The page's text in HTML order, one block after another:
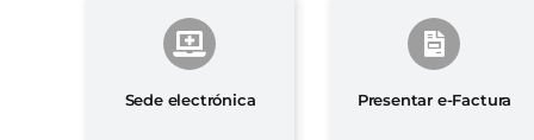
Sede electrónica Presentar e-Factura